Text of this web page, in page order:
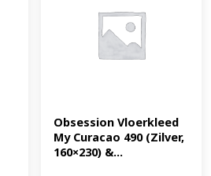
Obsession Vloerkleed
My Curacao 490 (Zilver,
160×230) &...